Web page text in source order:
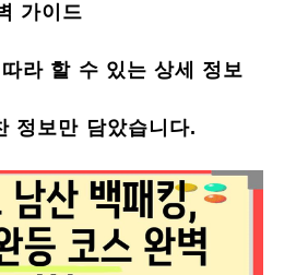
가이드
라 할 수 있는 상세 정보
정보만 담았습니다.